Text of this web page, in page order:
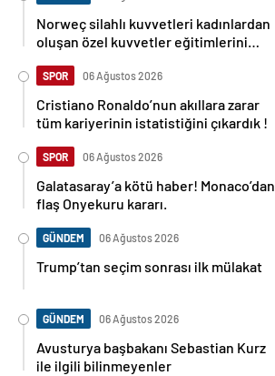
Norweç silahlı kuvvetleri kadınlardan
oluşan özel kuvvetler eğitimlerini
SPOR 06 Ağustos 2026
Cristiano Ronaldo’nun akıllara zarar
tüm kariyerinin istatistiğini çıkardık !
SPOR 06 Ağustos 2026
Galatasaray’a kötü haber! Monaco’dan
flaş Onyekuru kararı.
GÜNDEM 06 Ağustos 2026
Trump’tan seçim sonrası ilk mülakat
GÜNDEM 06 Ağustos 2026
Avusturya başbakanı Sebastian Kurz
ile ilgili bilinmeyenler